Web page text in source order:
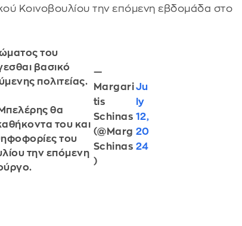
Κοινοβουλίου την επόμενη εβδομάδα στο
του
βασικό
πολιτείας.
θα
του και
του
την επόμενη
—
Margari
tis
Schinas
(@Marg
Schinas
)
Ju
ly
12,
20
24